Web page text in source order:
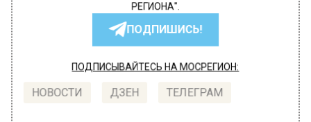
РЕГИОНА".
ПОДПИШИСЬ!
ПОДПИСЫВАЙТЕСЬ НА МОСРЕГИОН:
НОВОСТИ ДЗЕН ТЕЛЕГРАМ